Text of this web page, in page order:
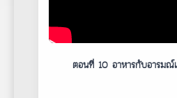
ตอนที่ 10 อาหารกับอารมณ์